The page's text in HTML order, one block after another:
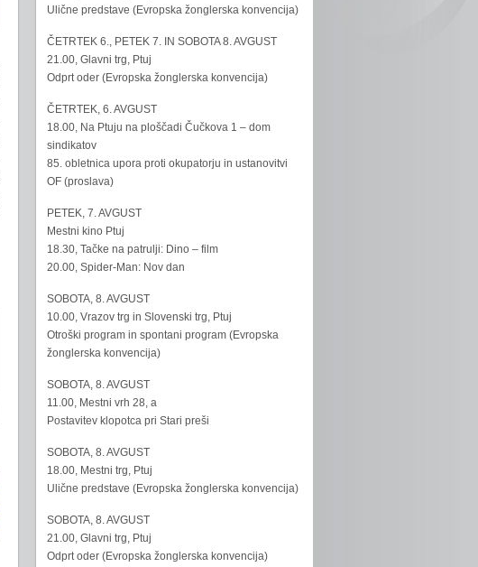
Ulične predstave (Evropska žonglerska konvencija)
ČETRTEK 6., PETEK 7. IN SOBOTA 8. AVGUST
21.00, Glavni trg, Ptuj
Odprt oder (Evropska žonglerska konvencija)
ČETRTEK, 6. AVGUST
18.00, Na Ptuju na ploščadi Čučkova 1 – dom
sindikatov
85. obletnica upora proti okupatorju in ustanovitvi
OF (proslava)
PETEK, 7. AVGUST
Mestni kino Ptuj
18.30, Tačke na patrulji: Dino – film
20.00, Spider-Man: Nov dan
SOBOTA, 8. AVGUST
10.00, Vrazov trg in Slovenski trg, Ptuj
Otroški program in spontani program (Evropska
žonglerska konvencija)
SOBOTA, 8. AVGUST
11.00, Mestni vrh 28, a
Postavitev klopotca pri Stari preši
SOBOTA, 8. AVGUST
18.00, Mestni trg, Ptuj
Ulične predstave (Evropska žonglerska konvencija)
SOBOTA, 8. AVGUST
21.00, Glavni trg, Ptuj
Odprt oder (Evropska žonglerska konvencija)